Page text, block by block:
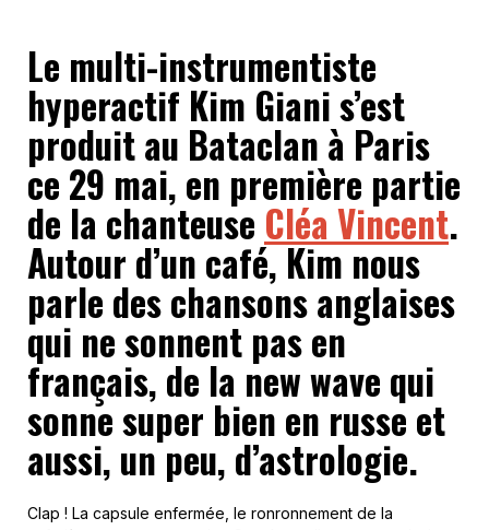
Le multi-instrumentiste
hyperactif Kim Giani s’est
produit au Bataclan à Paris
ce 29 mai, en première partie
de la chanteuse Cléa Vincent.
Autour d’un café, Kim nous
parle des chansons anglaises
qui ne sonnent pas en
français, de la new wave qui
sonne super bien en russe et
aussi, un peu, d’astrologie.
Clap ! La capsule enfermée, le ronronnement de la